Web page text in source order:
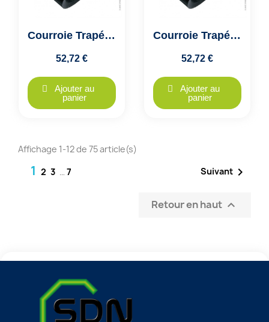
Courroie Trapézoïdale Jumelée 2A57 A1450 - Optibelt KB VB - 2 Brins
52,72 €
Ajouter au
panier
Courroie Trapézoïdale Jumelée 2A59 A1500 - Optibelt KB VB - 2 Brins
52,72 €
Ajouter au
panier
Affichage 1-12 de 75 article(s)
1 2 3 … 7 Suivant 
Retour en haut 